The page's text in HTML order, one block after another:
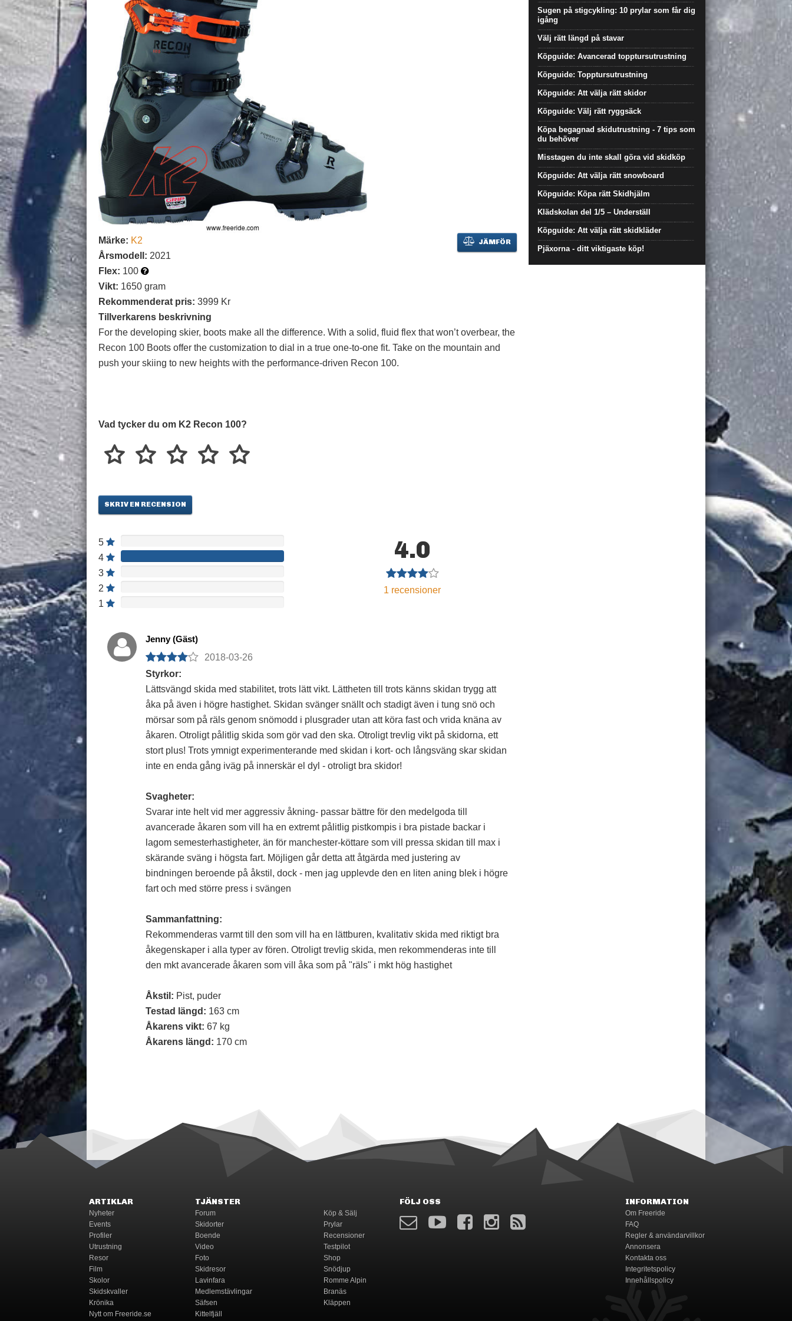
JÄMFÖR
Märke: K2
Årsmodell: 2021
Flex: 100
Vikt: 1650 gram
Rekommenderat pris: 3999 Kr
Tillverkarens beskrivning
For the developing skier, boots make all the difference. With a solid, fluid flex that won’t overbear, the
Recon 100 Boots offer the customization to dial in a true one-to-one fit. Take on the mountain and
push your skiing to new heights with the performance-driven Recon 100.
Vad tycker du om K2 Recon 100?
SKRIV EN RECENSION
5
4
3
2
1
4.0
1 recensioner
Jenny (Gäst)
2018-03-26
Styrkor:
Lättsvängd skida med stabilitet, trots lätt vikt. Lättheten till trots känns skidan trygg att
åka på även i högre hastighet. Skidan svänger snällt och stadigt även i tung snö och
mörsar som på räls genom snömodd i plusgrader utan att köra fast och vrida knäna av
åkaren. Otroligt pålitlig skida som gör vad den ska. Otroligt trevlig vikt på skidorna, ett
stort plus! Trots ymnigt experimenterande med skidan i kort- och långsväng skar skidan
inte en enda gång iväg på innerskär el dyl - otroligt bra skidor!
Svagheter:
Svarar inte helt vid mer aggressiv åkning- passar bättre för den medelgoda till
avancerade åkaren som vill ha en extremt pålitlig pistkompis i bra pistade backar i
lagom semesterhastigheter, än för manchester-köttare som vill pressa skidan till max i
skärande sväng i högsta fart. Möjligen går detta att åtgärda med justering av
bindningen beroende på åkstil, dock - men jag upplevde den en liten aning blek i högre
fart och med större press i svängen
Sammanfattning:
Rekommenderas varmt till den som vill ha en lättburen, kvalitativ skida med riktigt bra
åkegenskaper i alla typer av fören. Otroligt trevlig skida, men rekommenderas inte till
den mkt avancerade åkaren som vill åka som på "räls" i mkt hög hastighet
Åkstil: Pist, puder
Testad längd: 163 cm
Åkarens vikt: 67 kg
Åkarens längd: 170 cm
Sugen på stigcykling: 10 prylar som får dig
igång
Välj rätt längd på stavar
Köpguide: Avancerad topptursutrustning
Köpguide: Topptursutrustning
Köpguide: Att välja rätt skidor
Köpguide: Välj rätt ryggsäck
Köpa begagnad skidutrustning - 7 tips som
du behöver
Misstagen du inte skall göra vid skidköp
Köpguide: Att välja rätt snowboard
Köpguide: Köpa rätt Skidhjälm
Klädskolan del 1/5 – Underställ
Köpguide: Att välja rätt skidkläder
Pjäxorna - ditt viktigaste köp!
ARTIKLAR
Nyheter
Events
Profiler
Utrustning
Resor
Film
Skolor
Skidskvaller
Krönika
Nytt om Freeride.se
TJÄNSTER
Forum
Skidorter
Boende
Video
Foto
Skidresor
Lavinfara
Medlemstävlingar
Säfsen
Kittelfjäll
Köp & Sälj
Prylar
Recensioner
Testpilot
Shop
Snödjup
Romme Alpin
Branäs
Kläppen
FÖLJ OSS INFORMATION
Om Freeride
FAQ
Regler & användarvillkor
Annonsera
Kontakta oss
Integritetspolicy
Innehållspolicy